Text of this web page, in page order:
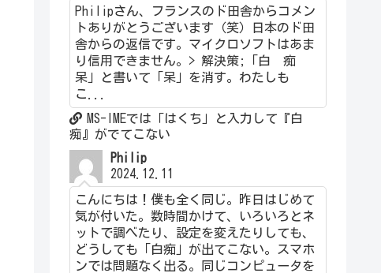
Philipさん、フランスのド田舎からコメン
トありがとうございます（笑）日本のド田
舎からの返信です。マイクロソフトはあま
り信用できません。> 解決策;「白 痴
呆」と書いて「呆」を消す。わたしも
こ...
MS-IMEでは「はくち」と入力して『白
痴』がでてこない
Philip
2024.12.11
こんにちは！僕も全く同じ。昨日はじめて
気が付いた。数時間かけて、いろいろとネ
ットで調べたり、設定を変えたりしても、
どうしても「白痴」が出てこない。スマホ
ンでは問題なく出る。同じコンピュータを